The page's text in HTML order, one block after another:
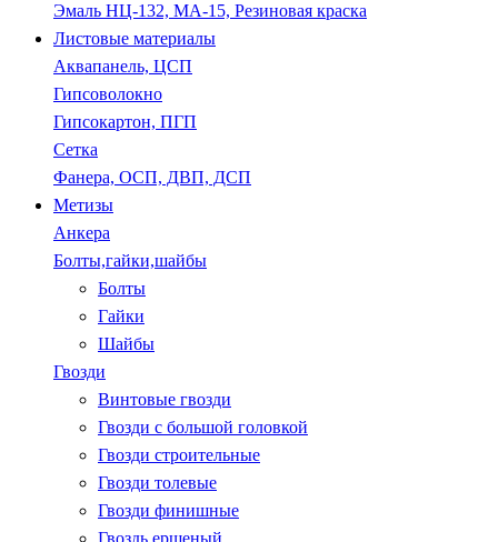
Эмаль НЦ-132, МА-15, Резиновая краска
Листовые материалы
Аквапанель, ЦСП
Гипсоволокно
Гипсокартон, ПГП
Сетка
Фанера, ОСП, ДВП, ДСП
Метизы
Анкера
Болты,гайки,шайбы
Болты
Гайки
Шайбы
Гвозди
Винтовые гвозди
Гвозди с большой головкой
Гвозди строительные
Гвозди толевые
Гвозди финишные
Гвоздь ершеный